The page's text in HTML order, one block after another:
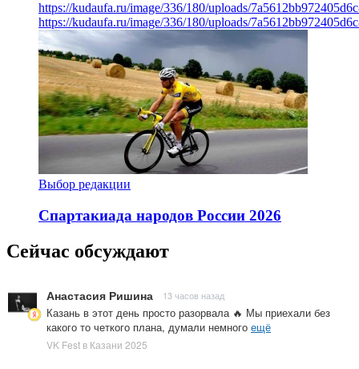
https://kudaufa.ru/image/336/180/uploads/
https://kudaufa.ru/image/336/180/uploads/
Выбор редакции
Спартакиада народов России 2026
Сейчас обсуждают
Анастасия Ришина 13 часов назад
Казань в этот день просто разорвала 🔥 Мы приехали без
какого то четкого плана, думали немного ещё
VK Fest в Казани 2025